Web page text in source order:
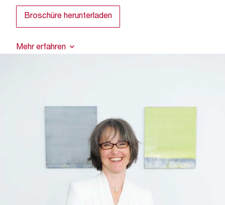
Broschüre herunterladen
Mehr erfahren